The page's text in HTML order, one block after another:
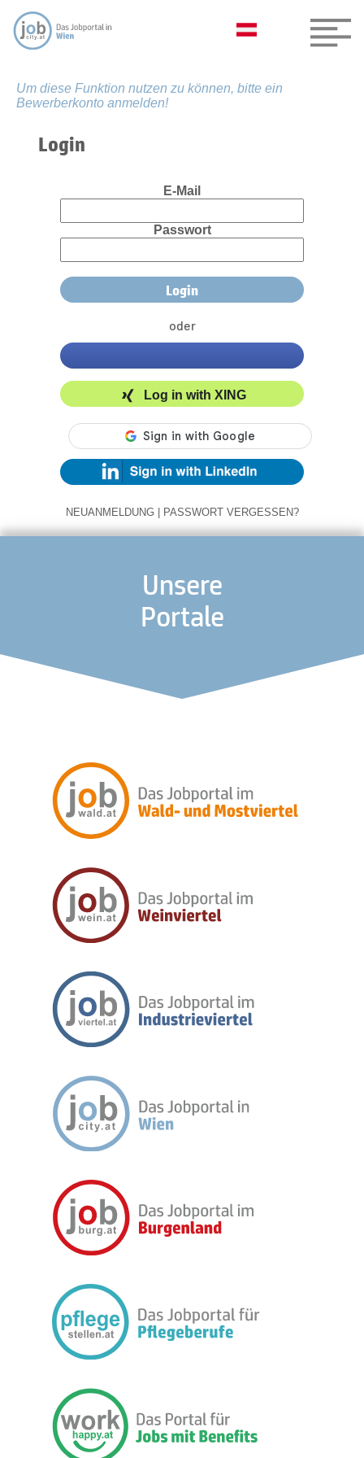
Um diese Funktion nutzen zu können, bitte ein
Bewerberkonto anmelden!
Login
E-Mail
Passwort
oder
Log in with XING
NEUANMELDUNG | PASSWORT VERGESSEN?
Unsere
Portale